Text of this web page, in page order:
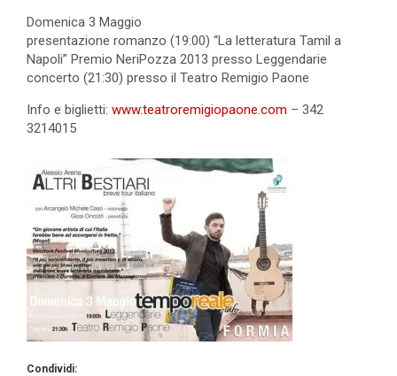
Domenica 3 Maggio
presentazione romanzo (19:00) “La letteratura Tamil a
Napoli” Premio NeriPozza 2013 presso Leggendarie
concerto (21:30) presso il Teatro Remigio Paone
Info e biglietti: www.teatroremigiopaone.com – 342
3214015
Condividi: